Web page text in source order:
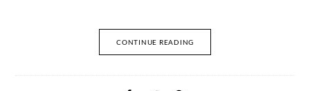
CONTINUE READING